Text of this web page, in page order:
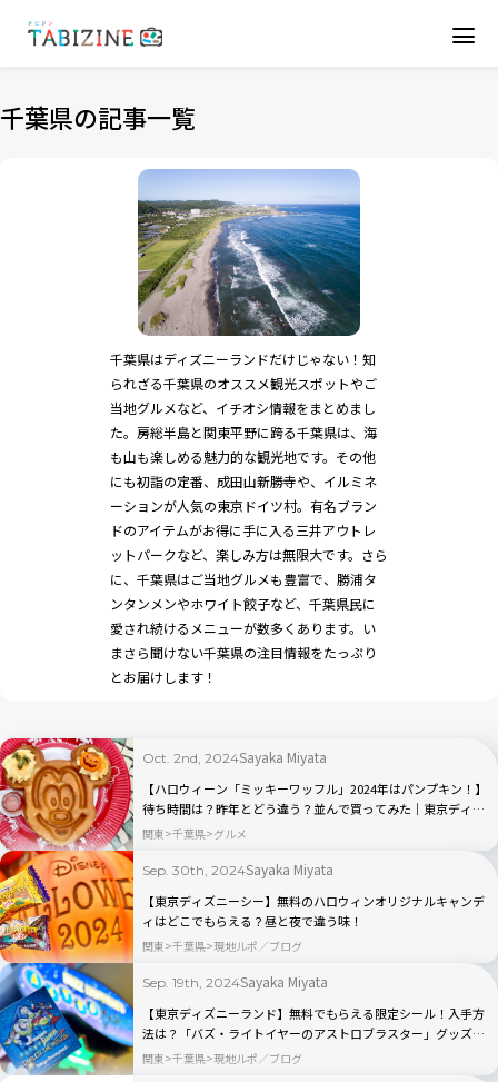
千葉県の記事一覧
千葉県はディズニーランドだけじゃない！知
られざる千葉県のオススメ観光スポットやご
当地グルメなど、イチオシ情報をまとめまし
た。房総半島と関東平野に跨る千葉県は、海
も山も楽しめる魅力的な観光地です。その他
にも初詣の定番、成田山新勝寺や、イルミネ
ーションが人気の東京ドイツ村。有名ブラン
ドのアイテムがお得に手に入る三井アウトレ
ットパークなど、楽しみ方は無限大です。さら
に、千葉県はご当地グルメも豊富で、勝浦タ
ンタンメンやホワイト餃子など、千葉県民に
愛され続けるメニューが数多くあります。い
まさら聞けない千葉県の注目情報をたっぷり
とお届けします！
Oct. 2nd, 2024Sayaka Miyata
【ハロウィーン「ミッキーワッフル」2024年はパンプキン！】
待ち時間は？昨年とどう違う？並んで買ってみた｜東京ディズ
ニーランド
関東 千葉県 グルメ
Sep. 30th, 2024Sayaka Miyata
【東京ディズニーシー】無料のハロウィンオリジナルキャンデ
ィはどこでもらえる？昼と夜で違う味！
関東 千葉県 現地ルポ／ブログ
Sep. 19th, 2024Sayaka Miyata
【東京ディズニーランド】無料でもらえる限定シール！入手方
法は？「バズ・ライトイヤーのアストロブラスター」グッズ情
報も
関東 千葉県 現地ルポ／ブログ